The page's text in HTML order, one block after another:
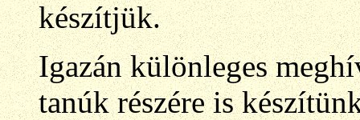
készítjük.
Igazán különleges
tanúk részére is